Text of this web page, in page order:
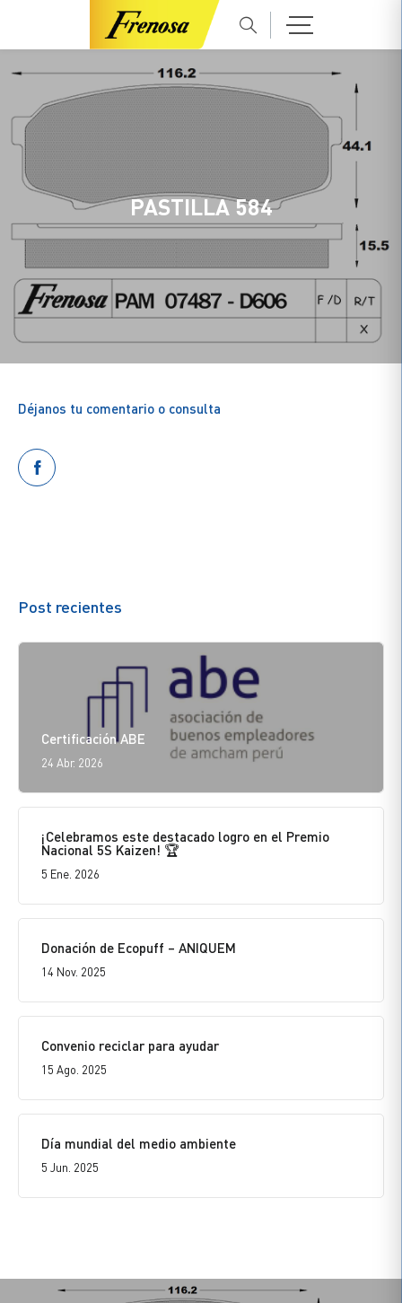
PASTILLA 584
Déjanos tu comentario o consulta
Post recientes
Certificación ABE
24 Abr. 2026
¡Celebramos este destacado logro en el Premio
Nacional 5S Kaizen! 🏆
5 Ene. 2026
Donación de Ecopuff – ANIQUEM
14 Nov. 2025
Convenio reciclar para ayudar
15 Ago. 2025
Día mundial del medio ambiente
5 Jun. 2025